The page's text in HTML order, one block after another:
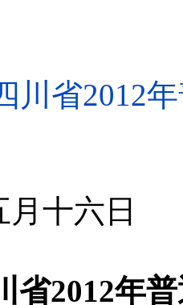
川省2012
十六日
省2012年